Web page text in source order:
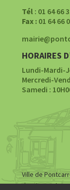
Tél: 01 64 66
Fax :01 64 66
HORAIRES
Lundi-Mardi-
Mercredi-
Samedi :
Ville de
du site par